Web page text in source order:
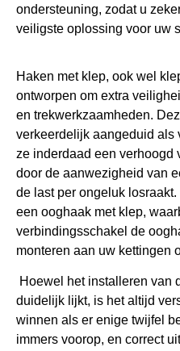
ondersteuning, zodat u
veiligste oplossing voor uw
Haken met klep, ook wel
ontworpen om extra
en trekwerkzaamheden.
verkeerdelijk aangeduid als
ze inderdaad een verhoogd
door de aanwezigheid van
de last per ongeluk
een ooghaak met klep,
verbindingsschakel de
monteren aan uw kettingen
Hoewel het installeren van
duidelijk lijkt, is het altijd
winnen als er enige twijfel
immers voorop, en correct